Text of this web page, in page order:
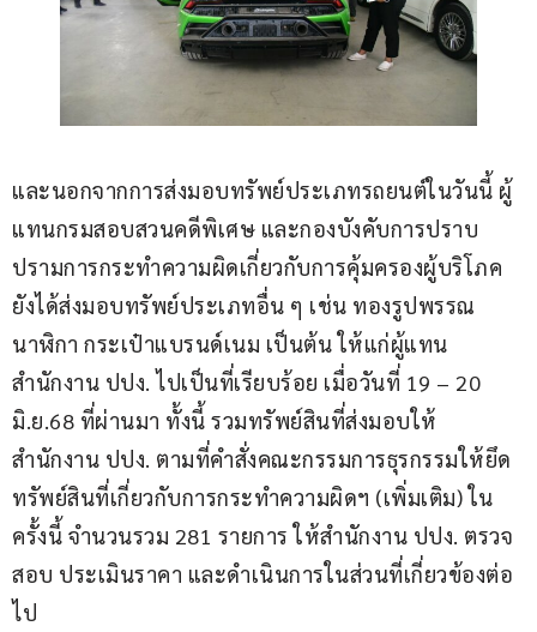
และนอกจากการส่งมอบทรัพย์ประเภทรถยนต์ในวันนี้ ผู้
แทนกรมสอบสวนคดีพิเศษ และกองบังคับการปราบ
ปรามการกระทำความผิดเกี่ยวกับการคุ้มครองผู้บริโภค
ยังได้ส่งมอบทรัพย์ประเภทอื่น ๆ เช่น ทองรูปพรรณ
นาฬิกา กระเป๋าแบรนด์เนม เป็นต้น ให้แก่ผู้แทน
สำนักงาน ปปง. ไปเป็นที่เรียบร้อย เมื่อวันที่ 19 – 20
มิ.ย.68 ที่ผ่านมา ทั้งนี้ รวมทรัพย์สินที่ส่งมอบให้
สำนักงาน ปปง. ตามที่คำสั่งคณะกรรมการธุรกรรมให้ยึด
ทรัพย์สินที่เกี่ยวกับการกระทำความผิดฯ (เพิ่มเติม) ใน
ครั้งนี้ จำนวนรวม 281 รายการ ให้สำนักงาน ปปง. ตรวจ
สอบ ประเมินราคา และดำเนินการในส่วนที่เกี่ยวข้องต่อ
ไป